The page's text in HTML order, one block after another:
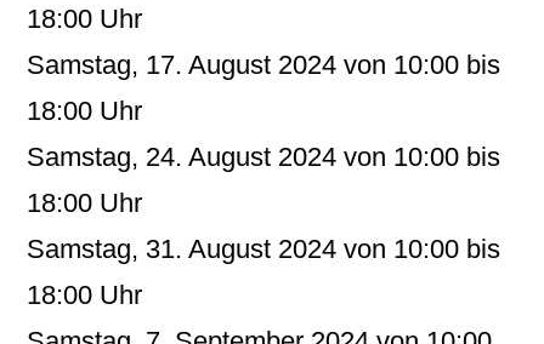
18:00 Uhr
Samstag, 17. August 2024 von 10:00 bis
18:00 Uhr
Samstag, 24. August 2024 von 10:00 bis
18:00 Uhr
Samstag, 31. August 2024 von 10:00 bis
18:00 Uhr